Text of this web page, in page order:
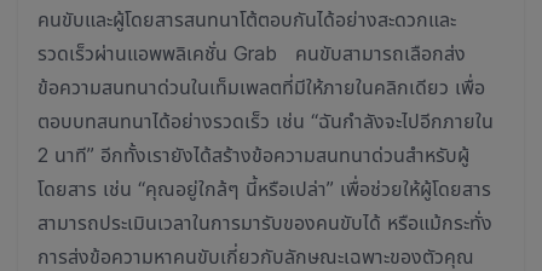
คนขับและผู้โดยสารสนทนาโต้ตอบกันได้อย่างสะดวกและ
รวดเร็วผ่านแอพพลิเคชั่น Grab คนขับสามารถเลือกส่ง
ข้อความสนทนาด่วนในเท็มเพลตที่มีให้ภายในคลิกเดียว เพื่อ
ตอบบทสนทนาได้อย่างรวดเร็ว เช่น “ฉันกำลังจะไปอีกภายใน
2 นาที” อีกทั้งเรายังได้สร้างข้อความสนทนาด่วนสำหรับผู้
โดยสาร เช่น “คุณอยู่ใกล้ๆ นี้หรือเปล่า” เพื่อช่วยให้ผู้โดยสาร
สามารถประเมินเวลาในการมารับของคนขับได้ หรือแม้กระทั่ง
การส่งข้อความหาคนขับเกี่ยวกับลักษณะเฉพาะของตัวคุณ